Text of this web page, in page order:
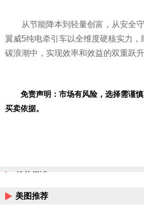
从节能降本到轻量创富，从安全
翼威5纯电牵引车以全维度硬核实力
碳浪潮中，实现效率和效益的双重跃升
免责声明：市场有风险，选择需谨
买卖依据。
相关阅读
美图推荐